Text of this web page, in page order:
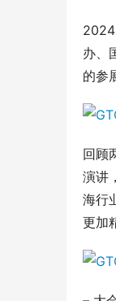
2024
办、
的参
回顾
演讲
海行
更加